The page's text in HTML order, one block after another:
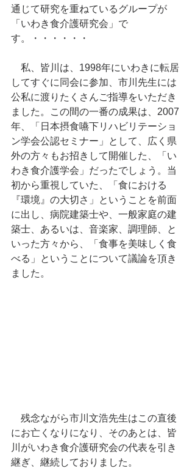
通じて研究を重ねているグループが
「いわき食介護研究会」で
す。・・・・・・
私、皆川は、1998年にいわきに転居
してすぐに同会に参加、市川先生には
公私に渡りたくさんご指導をいただき
ました。この間の一番の成果は、2007
年、「日本摂食嚥下リハビリテーショ
ン学会公認セミナー」として、広く県
外の方々もお招きして開催した、「い
わき食介護学会」だったでしょう。当
初から重視していた、「食における
『環境』の大切さ」ということを前面
に出し、病院建築士や、一般家庭の建
築士、あるいは、音楽家、調理師、と
いった方々から、「食事を美味しく食
べる」ということについて議論を頂き
ました。
残念ながら市川文浩先生はこの直後
にお亡くなりになり、そのあとは、皆
川がいわき食介護研究会の代表を引き
継ぎ、継続しておりました。